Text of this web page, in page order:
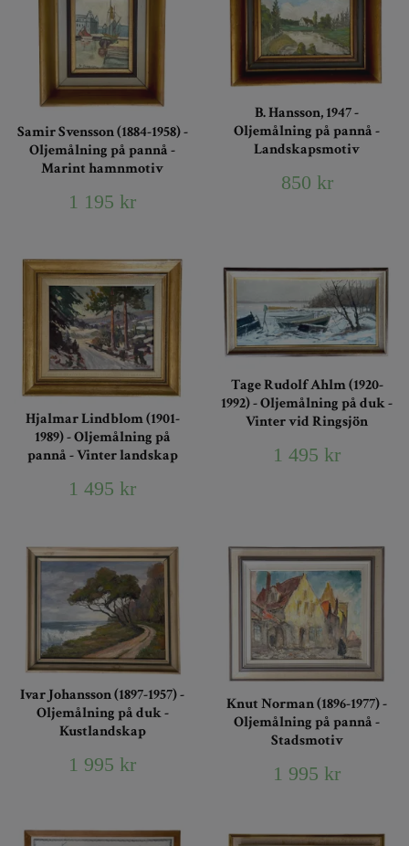
Samir Svensson (1884-1958) -
Oljemålning på pannå -
Marint hamnmotiv
1 195 kr
B. Hansson, 1947 -
Oljemålning på pannå -
Landskapsmotiv
850 kr
Hjalmar Lindblom (1901-
1989) - Oljemålning på
pannå - Vinter landskap
1 495 kr
Tage Rudolf Ahlm (1920-
1992) - Oljemålning på duk -
Vinter vid Ringsjön
1 495 kr
Ivar Johansson (1897-1957) -
Oljemålning på duk -
Kustlandskap
1 995 kr
Knut Norman (1896-1977) -
Oljemålning på pannå -
Stadsmotiv
1 995 kr